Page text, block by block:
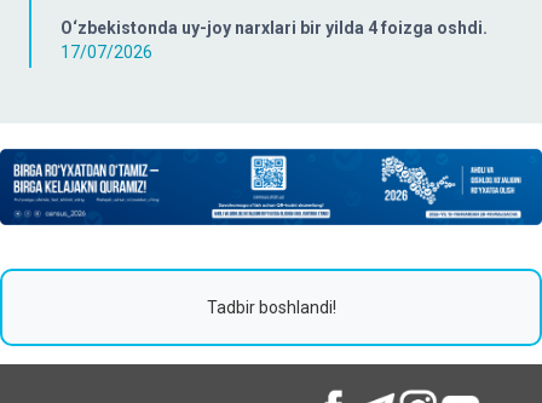
O‘zbekistonda uy-joy narxlari bir yilda 4 foizga oshdi.
17/07/2026
Tadbir boshlandi!